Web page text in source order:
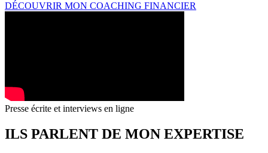
DÉCOUVRIR MON COACHING FINANCIER
Presse écrite et interviews en ligne
ILS PARLENT DE MON EXPERTISE